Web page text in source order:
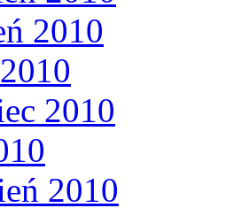
2010
2010
2010